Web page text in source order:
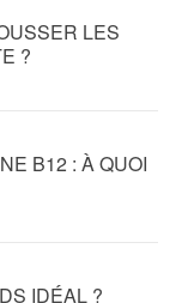
LES
?
B12 : À QUOI
IDÉAL ?